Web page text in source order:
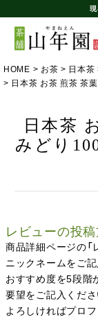
HOME お茶 日本茶
日本茶 お茶 煎茶 茶
日本茶
みどり
レビューの投
商品詳細ページの「
ニックネームをご記
おすすめ度を5段階
要望をご記入くださ
よろしければプロ